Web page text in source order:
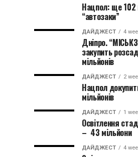
Нацпол: ще 102
“автозаки”
ДАЙДЖЕСТ 4
Дніпро.
закупить
мільйонів
ДАЙДЖЕСТ 2
Нацпол
мільйонів
ДАЙДЖЕСТ 1
Освітлення
– 43 мільйони
ДАЙДЖЕСТ 4